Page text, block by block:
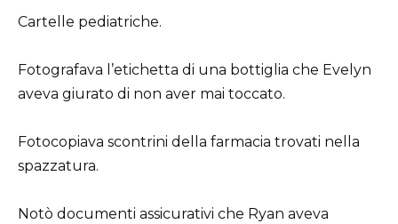
Cartelle pediatriche.
Fotografava l’etichetta di una bottiglia che Evelyn
aveva giurato di non aver mai toccato.
Fotocopiava scontrini della farmacia trovati nella
spazzatura.
Notò documenti assicurativi che Ryan aveva